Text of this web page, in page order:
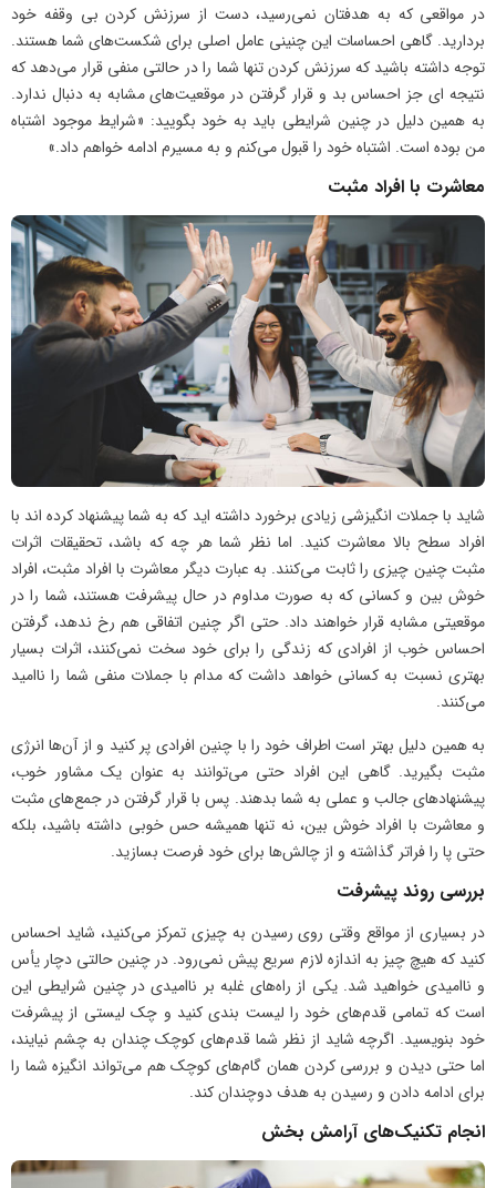
در مواقعی که به هدفتان نمی‌رسید، دست از سرزنش کردن بی وقفه خود
بردارید. گاهی احساسات این چنینی عامل اصلی برای شکست‌های شما هستند.
توجه داشته باشید که سرزنش کردن تنها شما را در حالتی منفی قرار می‌دهد که
نتیجه ای جز احساس بد و قرار گرفتن در موقعیت‌های مشابه به دنبال ندارد.
به همین دلیل در چنین شرایطی باید به خود بگویید: «شرایط موجود اشتباه
من بوده است. اشتباه خود را قبول می‌کنم و به مسیرم ادامه خواهم داد.»
معاشرت با افراد مثبت
شاید با جملات انگیزشی زیادی برخورد داشته اید که به شما پیشنهاد کرده اند با
افراد سطح بالا معاشرت کنید. اما نظر شما هر چه که باشد، تحقیقات اثرات
مثبت چنین چیزی را ثابت می‌کنند. به عبارت دیگر معاشرت با افراد مثبت، افراد
خوش بین و کسانی که به صورت مداوم در حال پیشرفت هستند، شما را در
موقعیتی مشابه قرار خواهند داد. حتی اگر چنین اتفاقی هم رخ ندهد، گرفتن
احساس خوب از افرادی که زندگی را برای خود سخت نمی‌کنند، اثرات بسیار
بهتری نسبت به کسانی خواهد داشت که مدام با جملات منفی شما را ناامید
می‌کنند.
به همین دلیل بهتر است اطراف خود را با چنین افرادی پر کنید و از آن‌ها انرژی
مثبت بگیرید. گاهی این افراد حتی می‌توانند به عنوان یک مشاور خوب،
پیشنهادهای جالب و عملی به شما بدهند. پس با قرار گرفتن در جمع‌های مثبت
و معاشرت با افراد خوش بین، نه تنها همیشه حس خوبی داشته باشید، بلکه
حتی پا را فراتر گذاشته و از چالش‌ها برای خود فرصت بسازید.
بررسی روند پیشرفت
در بسیاری از مواقع وقتی روی رسیدن به چیزی تمرکز می‌کنید، شاید احساس
کنید که هیچ چیز به اندازه لازم سریع پیش نمی‌رود. در چنین حالتی دچار یأس
و ناامیدی خواهید شد. یکی از راه‌های غلبه بر ناامیدی در چنین شرایطی این
است که تمامی قدم‌های خود را لیست بندی کنید و چک لیستی از پیشرفت
خود بنویسید. اگرچه شاید از نظر شما قدم‌های کوچک چندان به چشم نیایند،
اما حتی دیدن و بررسی کردن همان گام‌های کوچک هم می‌تواند انگیزه شما را
برای ادامه دادن و رسیدن به هدف دوچندان کند.
انجام تکنیک‌های آرامش بخش